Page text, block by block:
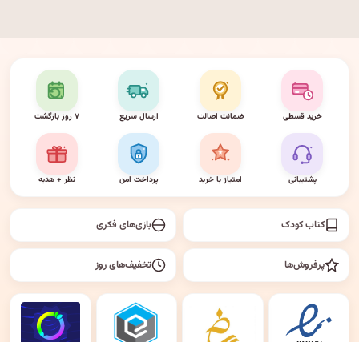
خرید قسطی ضمانت اصالت ارسال سریع ۷ روز بازگشت
پشتیبانی امتیاز با خرید پرداخت امن نظر + هدیه
کتاب کودک بازی‌های فکری
پرفروش‌ها تخفیف‌های روز